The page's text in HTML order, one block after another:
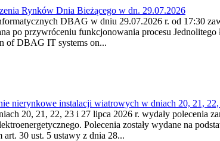
Rynków Dnia Bieżącego w dn. 29.07.2026
DBAG w dniu 29.07.2026 r. od 17:30
po przywróceniu funkcjonowania procesu
of DBAG IT systems on...
nierynkowe instalacji wiatrowych w dniach 20, 21,
20, 21, 22, 23 i 27 lipca 2026 r. wydały polecenia
Polecenia zostały wydane na
30 ust. 5 ustawy z dnia 28...